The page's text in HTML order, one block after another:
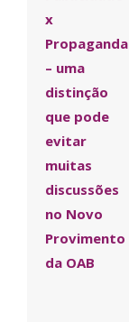
x
Propaganda
– uma
distinção
que pode
evitar
muitas
discussões
no Novo
Provimento
da OAB